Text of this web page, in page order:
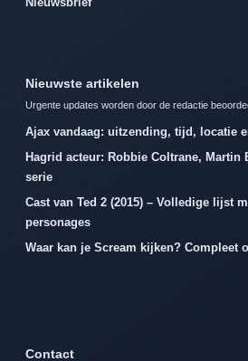
Nieuwste artikelen
Urgente updates worden door de redactie
Ajax vandaag: uitzending, tijd, locatie
Hagrid acteur: Robbie Coltrane, Martin
serie
Cast van Ted 2 (2015) – Volledige lijst
personages
Waar kan je Scream kijken? Compleet
Contact